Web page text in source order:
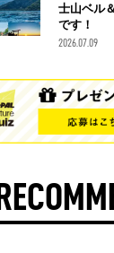
士山ベル
です！
2026.07.09